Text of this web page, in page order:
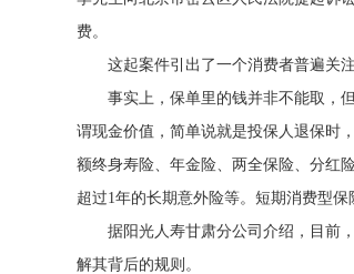
费。
这起案件引出了一个消费者普遍关
事实上，保单里的钱并非不能取，
谓现金价值，简单说就是投保人退保时
额终身寿险、年金险、两全保险、分红
超过1年的长期意外险等。短期消费型保
据阳光人寿甘肃分公司介绍，目前
解其背后的规则。